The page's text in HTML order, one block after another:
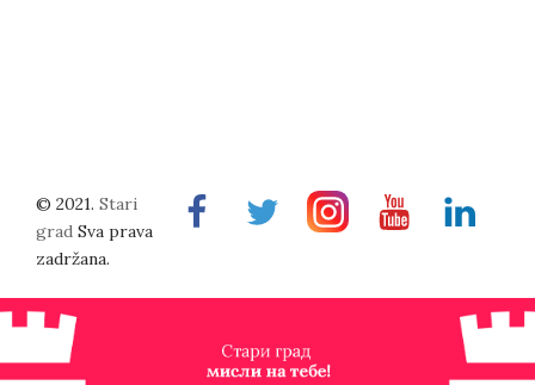
FacebookTwitterInstragramYoutubeLinkedin
© 2021. Stari
grad Sva prava
zadržana.